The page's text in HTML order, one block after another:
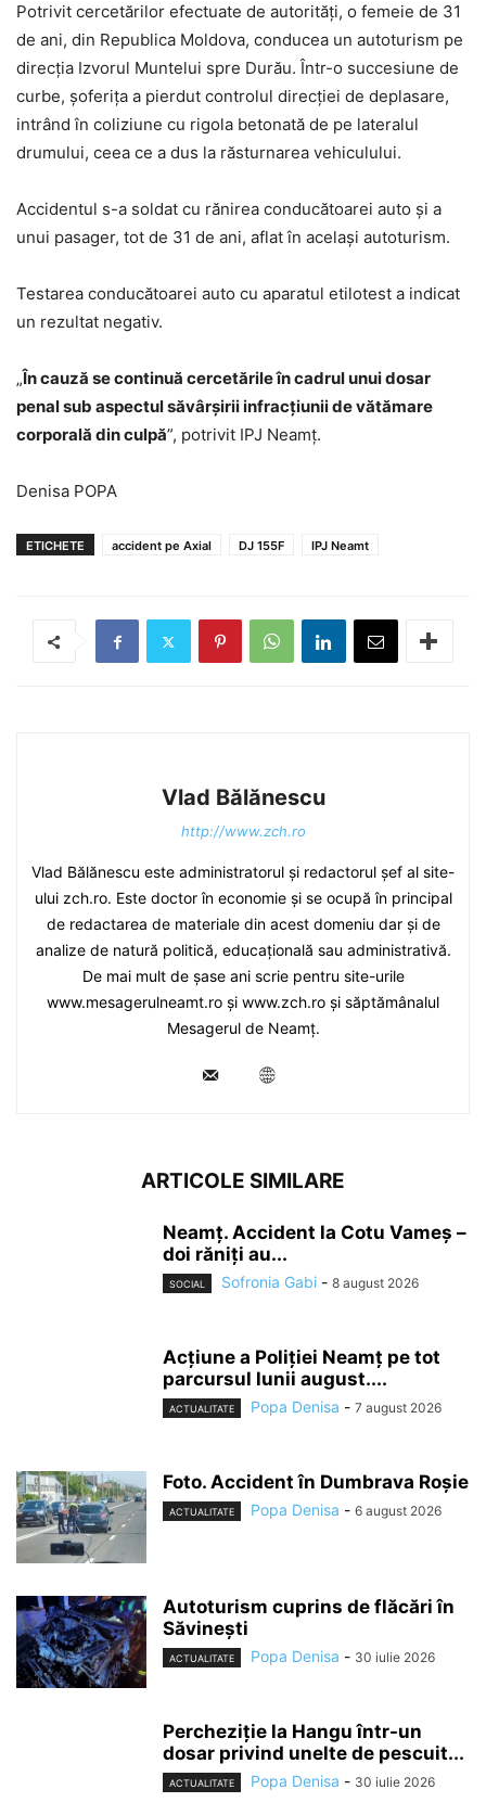
Potrivit cercetărilor efectuate de autorități, o femeie de 31
de ani, din Republica Moldova, conducea un autoturism pe
direcția Izvorul Muntelui spre Durău. Într-o succesiune de
curbe, șoferița a pierdut controlul direcției de deplasare,
intrând în coliziune cu rigola betonată de pe lateralul
drumului, ceea ce a dus la răsturnarea vehiculului.
Accidentul s-a soldat cu rănirea conducătoarei auto și a
unui pasager, tot de 31 de ani, aflat în același autoturism.
Testarea conducătoarei auto cu aparatul etilotest a indicat
un rezultat negativ.
„În cauză se continuă cercetările în cadrul unui dosar
penal sub aspectul săvârșirii infracțiunii de vătămare
corporală din culpă”, potrivit IPJ Neamț.
Denisa POPA
ETICHETE accident pe Axial DJ 155F IPJ Neamt
Vlad Bălănescu
http://www.zch.ro
Vlad Bălănescu este administratorul și redactorul șef al site-
ului zch.ro. Este doctor în economie și se ocupă în principal
de redactarea de materiale din acest domeniu dar și de
analize de natură politică, educațională sau administrativă.
De mai mult de șase ani scrie pentru site-urile
www.mesagerulneamt.ro și www.zch.ro și săptămânalul
Mesagerul de Neamț.
ARTICOLE SIMILARE
Neamț. Accident la Cotu Vameș –
doi răniți au...
SOCIAL Sofronia Gabi - 8 august 2026
Acțiune a Poliției Neamț pe tot
parcursul lunii august....
ACTUALITATE Popa Denisa - 7 august 2026
Foto. Accident în Dumbrava Roșie
ACTUALITATE Popa Denisa - 6 august 2026
Autoturism cuprins de flăcări în
Săvinești
ACTUALITATE Popa Denisa - 30 iulie 2026
Percheziție la Hangu într-un
dosar privind unelte de pescuit...
ACTUALITATE Popa Denisa - 30 iulie 2026